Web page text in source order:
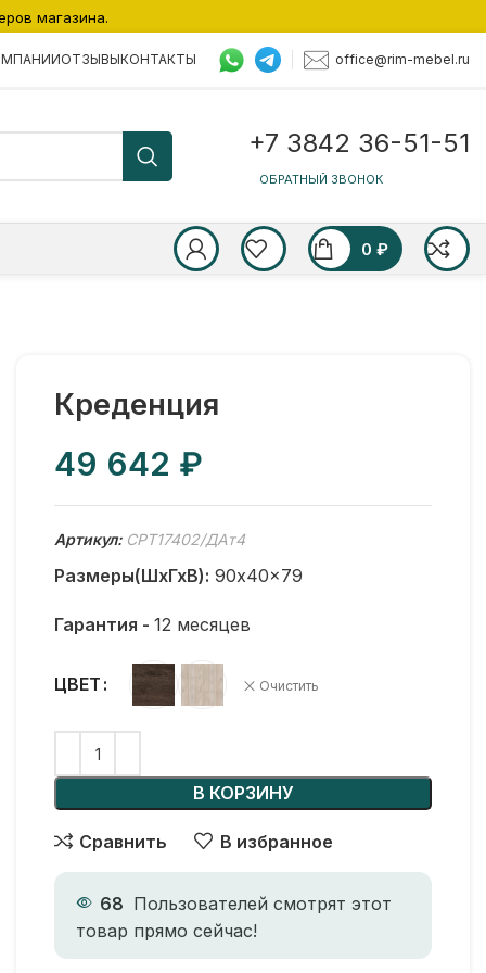
ОТЗЫВЫКОНТАКТЫ office@rim-mebel.ru
+7 3842 36-51-51
ОБРАТНЫЙ ЗВОНОК
0 ₽
Креденция
₽
Артикул: CPT17402/ДАт4
Размеры(ШхГхВ): 90x40x79
Гарантия - 12 месяцев
ЦВЕТ Очистить
В КОРЗИНУ
Сравнить В избранное
68 Пользователей смотрят этот
товар прямо сейчас!
магазина.